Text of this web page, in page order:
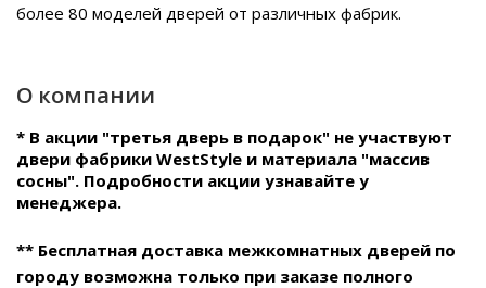
более 80 моделей дверей от различных фабрик.
О компании
* В акции "третья дверь в подарок" не участвуют
двери фабрики WestStyle и материала "массив
сосны". Подробности акции узнавайте у
менеджера.
** Бесплатная доставка межкомнатных дверей по
городу возможна только при заказе полного